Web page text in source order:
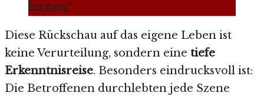
lernen.“
Diese Rückschau auf das eigene Leben ist
keine Verurteilung, sondern eine tiefe
Erkenntnisreise. Besonders eindrucksvoll ist:
Die Betroffenen durchlebten jede Szene